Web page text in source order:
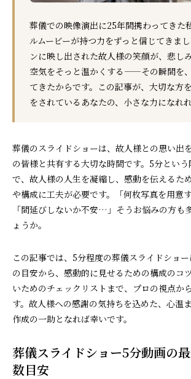
葬儀での映像演出に25年間携わってきた
ルムービーが持つ力をずっと信じてきま
ンに映し出された故人様の笑顔が、悲し
空気をそっと温かくする——その瞬間を
てきたからです。この記事が、大切な方
をされているあなたの、小さな力になれ
葬儀のスライドショーは、故人様との思い出
の皆様と共有する大切な時間です。5分とい
で、故人様の人生を凝縮し、感動を伝えるた
や構成に工夫が必要です。「何枚写真を用意
「間延びしないか不安…」そうお悩みの方も
ょうか。
この記事では、5分程度の葬儀スライドショ
の目安から、感動的に見せるための構成のコ
いためのチェックリストまで、プロの視点か
す。故人様への感謝の気持ちを込めた、心温
作成の一助となれば幸いです。
葬儀スライドショー5分動画の
数目安